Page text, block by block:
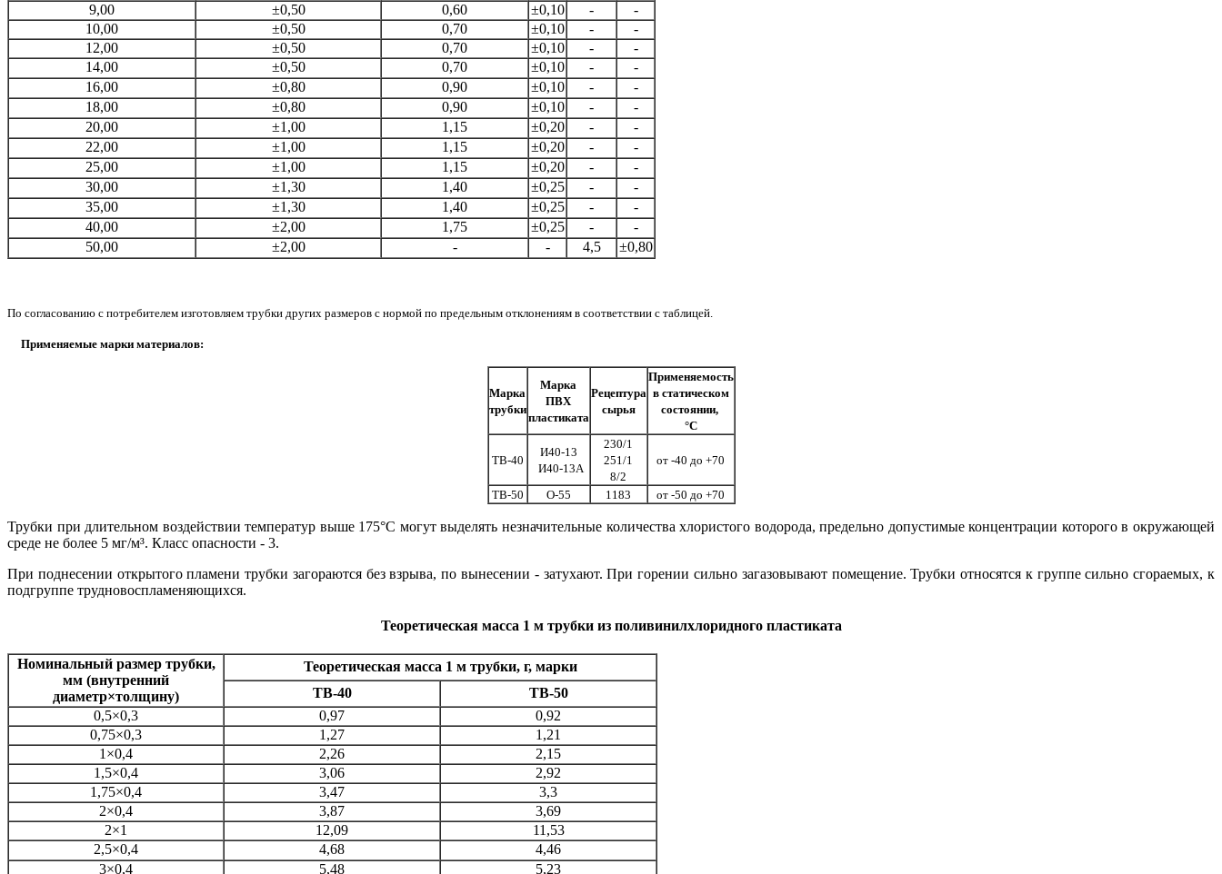
9,00
±0,50 0,60 ±0,10 -
-
10,00
±0,50 0,70 ±0,10 -
-
12,00
±0,50 0,70 ±0,10 -
-
14,00
±0,50 0,70 ±0,10 -
-
16,00
±0,80 0,90 ±0,10 -
-
18,00
±0,80 0,90 ±0,10 -
-
20,00
±1,00 1,15 ±0,20 -
-
22,00
±1,00 1,15 ±0,20 -
-
25,00
±1,00 1,15 ±0,20 -
-
30,00
±1,30 1,40 ±0,25 -
-
35,00
±1,30 1,40 ±0,25 -
-
40,00
±2,00 1,75 ±0,25 -
-
50,00
±2,00 - - 4,5 ±0,80
По согласованию с потребителем изготовляем трубки других размеров с нормой по предельным отклонениям в соответствии с таблицей.
Применяемые марки материалов:
Марка
трубки
Марка
ПВХ
пластиката
Рецептура
сырья
Применяемость
в статическом
состоянии,
°С
ТВ-40
И40-13
И40-13А
230/1
251/1
8/2
от -40 до +70
ТВ-50 О-55 1183 от -50 до +70
Трубки при длительном воздействии температур выше 175°С могут выделять незначительные количества хлористого водорода, предельно допустимые концентрации которого в окружающей
среде не более 5 мг/м³. Класс опасности - 3.
При поднесении открытого пламени трубки загораются без взрыва, по вынесении - затухают. При горении сильно загазовывают помещение. Трубки относятся к группе сильно сгораемых, к
подгруппе трудновоспламеняющихся.
Теоретическая масса 1 м трубки из поливинилхлоридного пластиката
Номинальный размер трубки,
мм (внутренний
диаметр×толщину)
Теоретическая масса 1 м трубки, г, марки
ТВ-40
ТВ-50
0,5×0,3
0,97
0,92
0,75×0,3
1,27
1,21
1×0,4
2,26
2,15
1,5×0,4
3,06
2,92
1,75×0,4
3,47
3,3
2×0,4
3,87
3,69
2×1
12,09
11,53
2,5×0,4
4,68
4,46
3×0,4
5,48 5,23